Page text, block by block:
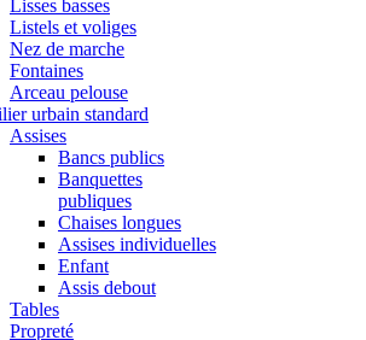
Lisses basses
Listels et voliges
Nez de marche
Fontaines
Arceau pelouse
urbain standard
Assises
Bancs publics
Banquettes
publiques
Chaises longues
Assises individuelles
Enfant
Assis debout
Tables
Propreté